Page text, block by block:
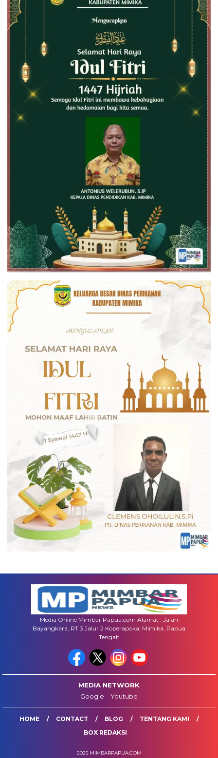
Media Online Mimbar Papua.com Alamat : Jalan
Bayangkara, RT 3 Jalur 2 Koperapoka, Mimika, Papua
Tengah
MEDIA NETWORK
Google
Youtube
HOME CONTACT BLOG
TENTANG KAMI
BOX REDAKSI
2025 MIMBARPAPUA.COM